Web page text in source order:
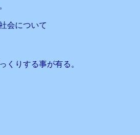
会について
くりする事が有る。